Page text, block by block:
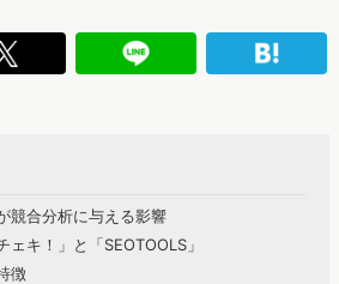
競合分析に与える影響
ェキ！」と「SEOTOOLS」
徴